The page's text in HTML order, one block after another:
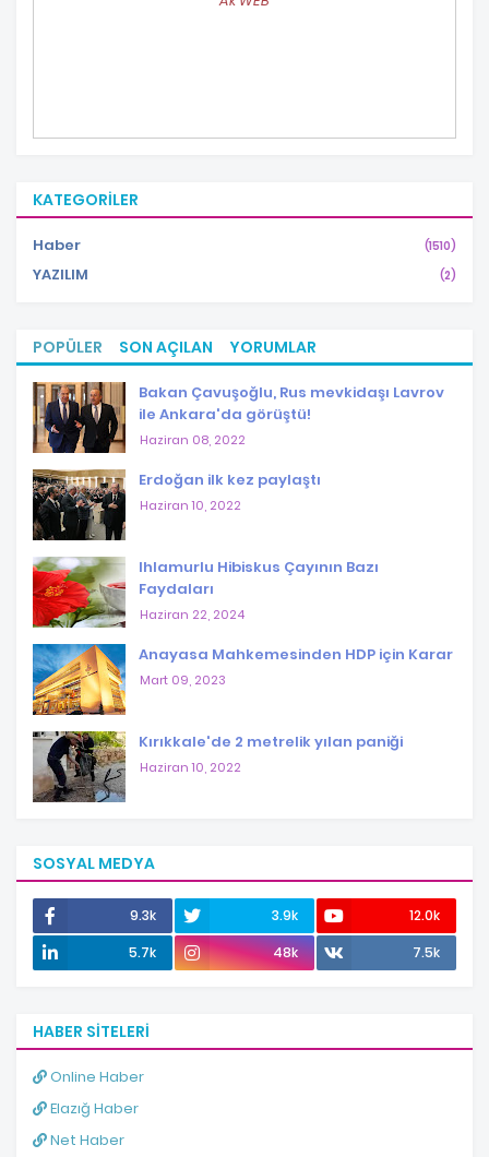
KATEGORILER
Haber (1510)
YAZILIM (2)
POPÜLER SON AÇILAN YORUMLAR
Bakan Çavuşoğlu, Rus mevkidaşı Lavrov
ile Ankara'da görüştü!
Haziran 08, 2022
Erdoğan ilk kez paylaştı
Haziran 10, 2022
Ihlamurlu Hibiskus Çayının Bazı
Faydaları
Haziran 22, 2024
Anayasa Mahkemesinden HDP için Karar
Mart 09, 2023
Kırıkkale'de 2 metrelik yılan paniği
Haziran 10, 2022
SOSYAL MEDYA
9.3k 3.9k
12.0k
5.7k
48k 7.5k
HABER SITELERI
Online Haber
Elazığ Haber
Net Haber